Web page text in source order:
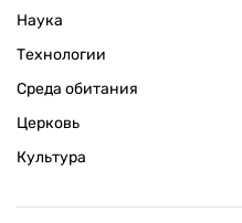
Наука
Технологии
Среда обитания
Церковь
Культура